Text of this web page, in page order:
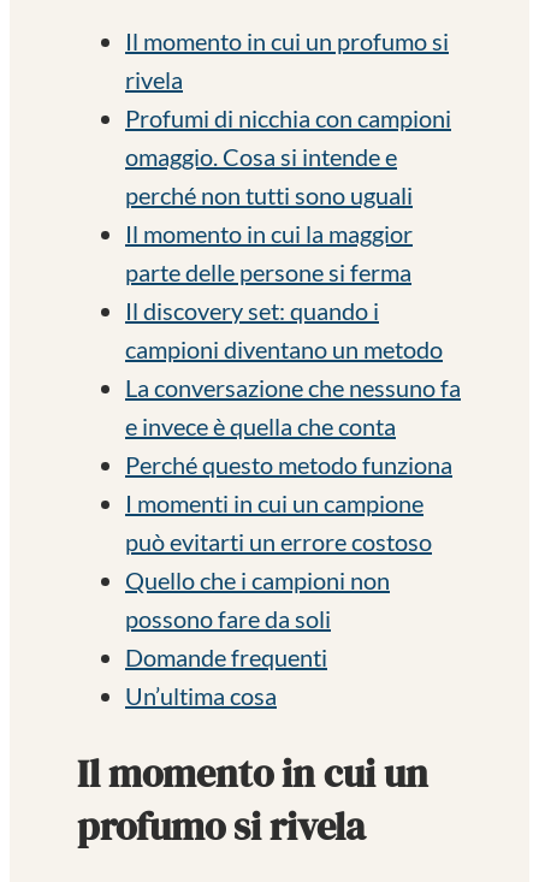
Il momento in cui un profumo si
rivela
Profumi di nicchia con campioni
omaggio. Cosa si intende e
perché non tutti sono uguali
Il momento in cui la maggior
parte delle persone si ferma
Il discovery set: quando i
campioni diventano un metodo
La conversazione che nessuno fa
e invece è quella che conta
Perché questo metodo funziona
I momenti in cui un campione
può evitarti un errore costoso
Quello che i campioni non
possono fare da soli
Domande frequenti
Un’ultima cosa
Il momento in cui un
profumo si rivela